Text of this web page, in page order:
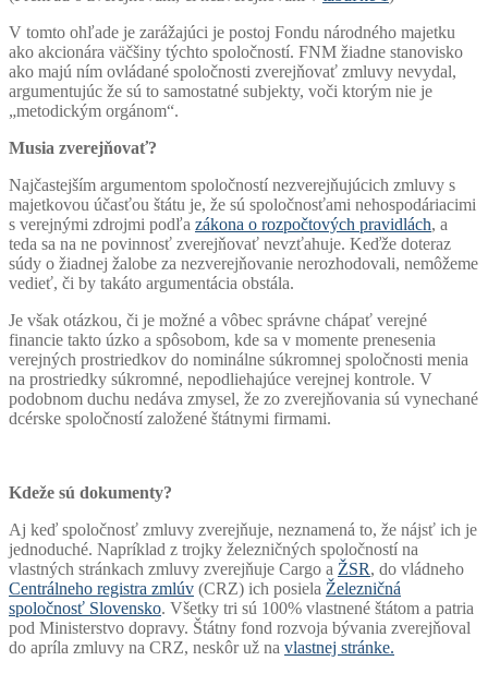
V tomto ohľade je zarážajúci je postoj Fondu národného majetku
ako akcionára väčšiny týchto spoločností. FNM žiadne stanovisko
ako majú ním ovládané spoločnosti zverejňovať zmluvy nevydal,
argumentujúc že sú to samostatné subjekty, voči ktorým nie je
„metodickým orgánom“.
Musia zverejňovať?
Najčastejším argumentom spoločností nezverejňujúcich zmluvy s
majetkovou účasťou štátu je, že sú spoločnosťami nehospodáriacimi
s verejnými zdrojmi podľa zákona o rozpočtových pravidlách, a
teda sa na ne povinnosť zverejňovať nevzťahuje. Keďže doteraz
súdy o žiadnej žalobe za nezverejňovanie nerozhodovali, nemôžeme
vedieť, či by takáto argumentácia obstála.
Je však otázkou, či je možné a vôbec správne chápať verejné
financie takto úzko a spôsobom, kde sa v momente prenesenia
verejných prostriedkov do nominálne súkromnej spoločnosti menia
na prostriedky súkromné, nepodliehajúce verejnej kontrole. V
podobnom duchu nedáva zmysel, že zo zverejňovania sú vynechané
dcérske spoločností založené štátnymi firmami.
Kdeže sú dokumenty?
Aj keď spoločnosť zmluvy zverejňuje, neznamená to, že nájsť ich je
jednoduché. Napríklad z trojky železničných spoločností na
vlastných stránkach zmluvy zverejňuje Cargo a ŽSR, do vládneho
Centrálneho registra zmlúv (CRZ) ich posiela Železničná
spoločnosť Slovensko. Všetky tri sú 100% vlastnené štátom a patria
pod Ministerstvo dopravy. Štátny fond rozvoja bývania zverejňoval
do apríla zmluvy na CRZ, neskôr už na vlastnej stránke.